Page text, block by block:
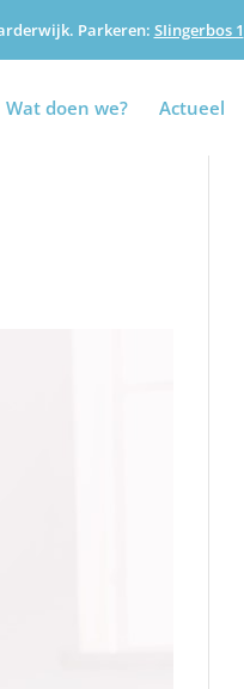
Parkeren: SIingerbos 1
Wat doen we? Actueel